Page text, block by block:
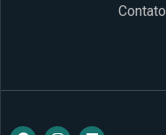
Contato